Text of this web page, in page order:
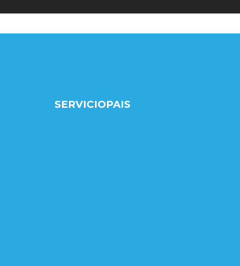
SERVICIOPAIS